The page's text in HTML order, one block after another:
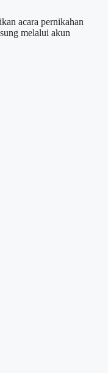
acara pernikahan
melalui akun